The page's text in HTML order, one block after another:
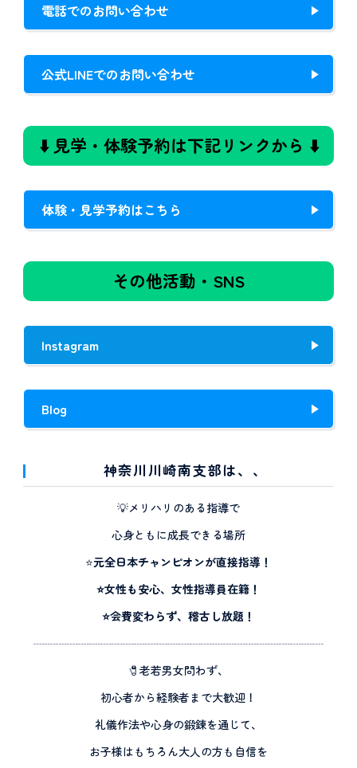
電話でのお問い合わせ
公式LINEでのお問い合わせ
⬇️ 見学・体験予約は下記リンクから ⬇️
体験・見学予約はこちら
その他活動・SNS
Instagram
Blog
神奈川川崎南支部は、、
💡メリハリのある指導で
心身ともに成長できる場所
⭐️元全日本チャンピオンが直接指導！
⭐️女性も安心、女性指導員在籍！
⭐️会費変わらず、稽古し放題！
┈┈┈┈┈┈┈┈┈┈┈┈┈┈┈┈┈┈┈┈┈┈┈┈┈┈
🧷老若男女問わず、
初心者から経験者まで大歓迎！
礼儀作法や心身の鍛錬を通じて、
お子様はもちろん大人の方も自信を